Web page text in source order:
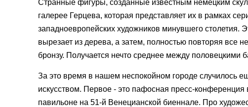
Странные фигуры, созданные известным немецким
галерее Герцева, которая представляет их в рамках
западноевропейских художников минувшего
вырезает из дерева, а затем, полностью повторяя все
бронзу. Получается нечто среднее между половецкими
За это время в нашем неспокойном городе случилось
искусством. Первое - это пафосная пресс-
павильоне на 51-й Венецианской биеннале. Про